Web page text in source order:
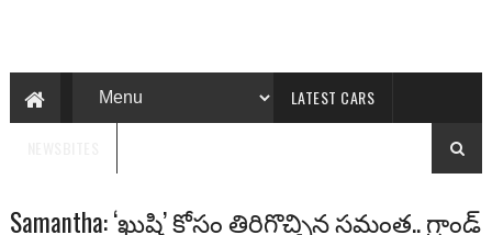
LATEST CARS
Samantha: ‘ఖుషి’ కోసం తిరిగొచ్చిన సమంత.. గ్రాండ్